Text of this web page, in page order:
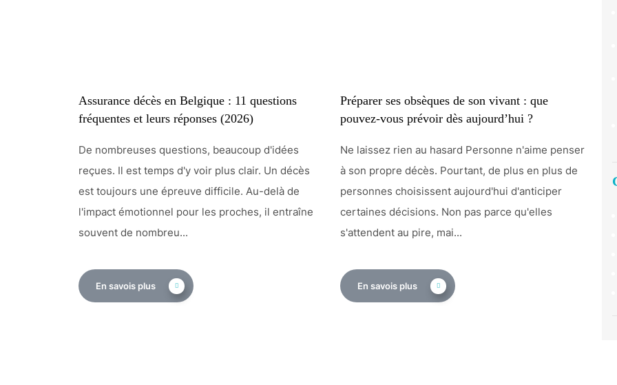
Assurance décès en Belgique : 11 questions
fréquentes et leurs réponses (2026)
De nombreuses questions, beaucoup d'idées
reçues. Il est temps d'y voir plus clair. Un décès
est toujours une épreuve difficile. Au-delà de
l'impact émotionnel pour les proches, il entraîne
souvent de nombreu...
En savois plus
Préparer ses obsèques de son vivant : que
pouvez-vous prévoir dès aujourd’hui ?
Ne laissez rien au hasard Personne n'aime penser
à son propre décès. Pourtant, de plus en plus de
personnes choisissent aujourd'hui d'anticiper
certaines décisions. Non pas parce qu'elles
s'attendent au pire, mai...
En savois plus